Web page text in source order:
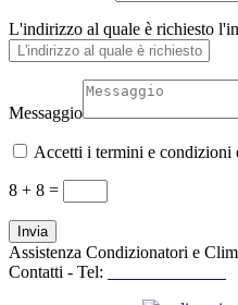
L'indirizzo al quale è richiesto
Messaggio
Accetti i termini e condizioni
8 + 8 =
Invia
Assistenza Condizionatori e
Contatti - Tel: